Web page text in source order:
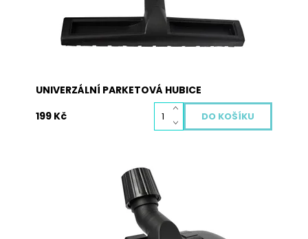
Vašeho vysavače od 27 mm do 38 mm
Dostupnost:
Skladem
4004
UNIVERZÁLNÍ PARKETOVÁ HUBICE
199 Kč
Univerzální podlahová hubice s průměrem 28
mm do 37 je vhodná pro všechny typy vysavačů
na koberce i parkety díky stahovací gumě uvnitř
závitu, která se utahováním závitu smršťuje, a
tak lze rozměr upravit pro jakýkoliv typ vysavače.